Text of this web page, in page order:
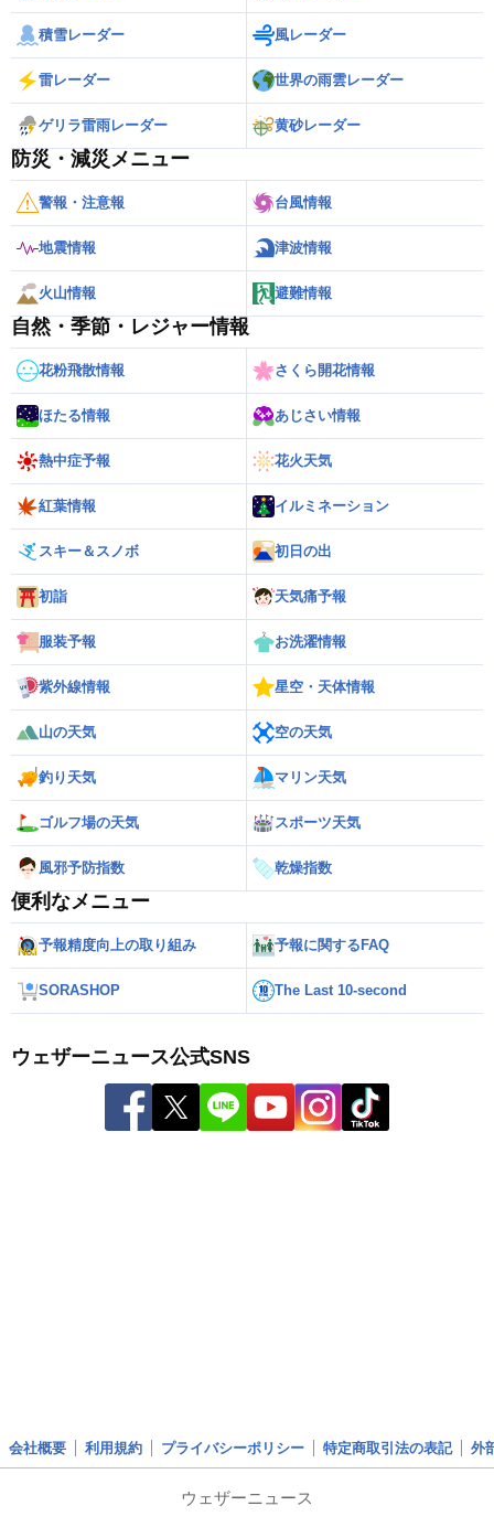
積雪レーダー 風レーダー
雷レーダー 世界の雨雲レーダー
ゲリラ雷雨レーダー 黄砂レーダー
防災・減災メニュー
警報・注意報 台風情報
地震情報 津波情報
火山情報 避難情報
自然・季節・レジャー情報
花粉飛散情報 さくら開花情報
ほたる情報 あじさい情報
熱中症予報 花火天気
紅葉情報 イルミネーション
スキー＆スノボ 初日の出
初詣 天気痛予報
服装予報 お洗濯情報
紫外線情報 星空・天体情報
山の天気 空の天気
釣り天気 マリン天気
ゴルフ場の天気 スポーツ天気
風邪予防指数 乾燥指数
便利なメニュー
予報精度向上の取り組み 予報に関するFAQ
SORASHOP The Last 10-second
ウェザーニュース公式SNS
会社概要 利用規約 プライバシーポリシー 特定商取引法の表記 外
ウェザーニュース